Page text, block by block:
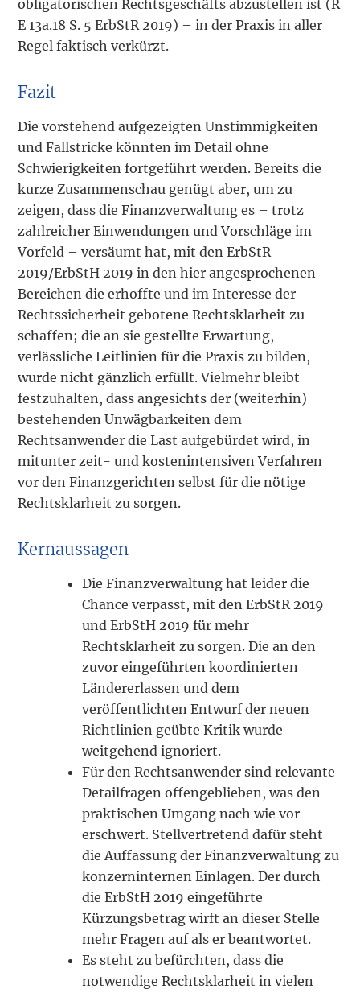
obligatorischen Rechtsgeschäfts abzustellen ist (R
E 13a.18 S. 5 ErbStR 2019) – in der Praxis in aller
Regel faktisch verkürzt.
Fazit
Die vorstehend aufgezeigten Unstimmigkeiten
und Fallstricke könnten im Detail ohne
Schwierigkeiten fortgeführt werden. Bereits die
kurze Zusammenschau genügt aber, um zu
zeigen, dass die Finanzverwaltung es – trotz
zahlreicher Einwendungen und Vorschläge im
Vorfeld – versäumt hat, mit den ErbStR
2019/ErbStH 2019 in den hier angesprochenen
Bereichen die erhoffte und im Interesse der
Rechtssicherheit gebotene Rechtsklarheit zu
schaffen; die an sie gestellte Erwartung,
verlässliche Leitlinien für die Praxis zu bilden,
wurde nicht gänzlich erfüllt. Vielmehr bleibt
festzuhalten, dass angesichts der (weiterhin)
bestehenden Unwägbarkeiten dem
Rechtsanwender die Last aufgebürdet wird, in
mitunter zeit- und kostenintensiven Verfahren
vor den Finanzgerichten selbst für die nötige
Rechtsklarheit zu sorgen.
Kernaussagen
Die Finanzverwaltung hat leider die
Chance verpasst, mit den ErbStR 2019
und ErbStH 2019 für mehr
Rechtsklarheit zu sorgen. Die an den
zuvor eingeführten koordinierten
Ländererlassen und dem
veröffentlichten Entwurf der neuen
Richtlinien geübte Kritik wurde
weitgehend ignoriert.
Für den Rechtsanwender sind relevante
Detailfragen offengeblieben, was den
praktischen Umgang nach wie vor
erschwert. Stellvertretend dafür steht
die Auffassung der Finanzverwaltung zu
konzerninternen Einlagen. Der durch
die ErbStH 2019 eingeführte
Kürzungsbetrag wirft an dieser Stelle
mehr Fragen auf als er beantwortet.
Es steht zu befürchten, dass die
notwendige Rechtsklarheit in vielen